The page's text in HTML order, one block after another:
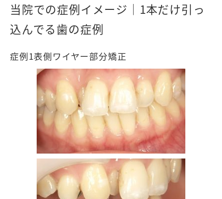
当院での症例イメージ｜1本だけ引っ
込んでる歯の症例
症例1表側ワイヤー部分矯正